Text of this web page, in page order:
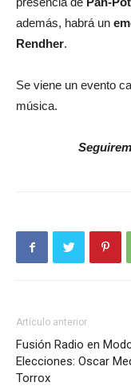
además, habrá un
Rendher.
Se viene un evento
música.
Artículo anterior
Fusión Radio en
Elecciones: Oscar
Torrox